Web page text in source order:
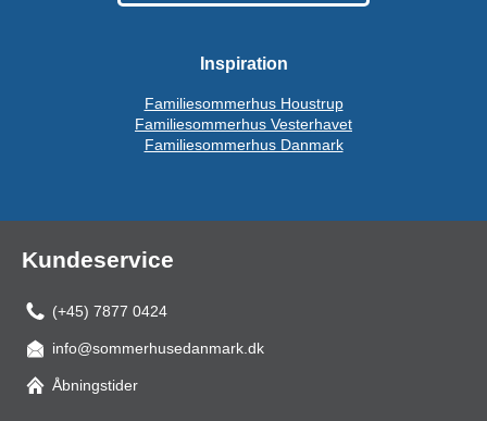
Inspiration
Familiesommerhus Houstrup
Familiesommerhus Vesterhavet
Familiesommerhus Danmark
Kundeservice
(+45) 7877 0424
info@sommerhusedanmark.dk
Åbningstider